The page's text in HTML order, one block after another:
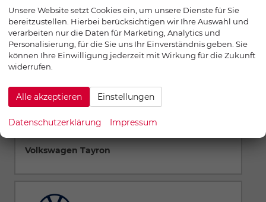
Volkswagen Taigo
Volkswagen Tayron
Unsere Website setzt Cookies ein, um unsere Dienste für Sie
bereitzustellen. Hierbei berücksichtigen wir Ihre Auswahl und
verarbeiten nur die Daten für Marketing, Analytics und
Personalisierung, für die Sie uns Ihr Einverständnis geben. Sie
können Ihre Einwilligung jederzeit mit Wirkung für die Zukunft
widerrufen.
Alle akzeptieren Einstellungen
Datenschutzerklärung Impressum